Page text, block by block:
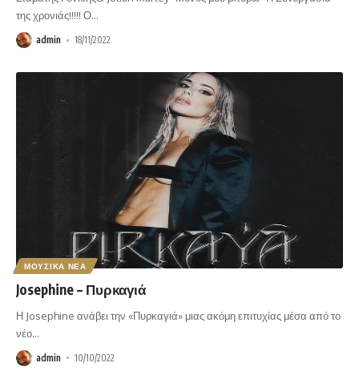
της χρονιάς!!!!! Ο…
admin 18/11/2022
ΜΟΥΣΙΚΑ ΝΕΑ
Josephine – Πυρκαγιά
Η Josephine ανάβει την «Πυρκαγιά» μιας ακόμη επιτυχίας μέσα από το
νέο…
admin 10/10/2022